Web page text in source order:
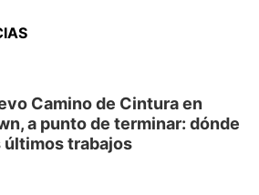
Camino de Cintura en
a punto de terminar: dónde
últimos trabajos